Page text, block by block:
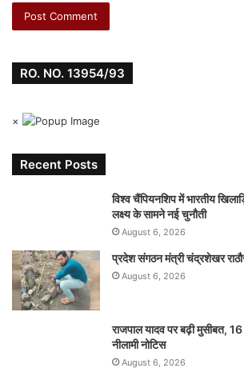
RO. NO. 13954/93
×
Recent Posts
विश्व चैंपियनशिप में भारतीय
लक्ष्य के सामने नई चुनौती
August 6, 2026
प्रदेश संगठन मंत्री चंद्रशेखर
August 6, 2026
राजपाल यादव पर बढ़ी मुसीबत,
नीलामी नोटिस
August 6, 2026